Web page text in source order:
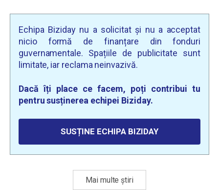
Echipa Biziday nu a solicitat și nu a acceptat
nicio formă de finanțare din fonduri
guvernamentale. Spațiile de publicitate sunt
limitate, iar reclama neinvazivă.
Dacă îți place ce facem, poți contribui tu
pentru susținerea echipei Biziday.
SUSȚINE ECHIPA BIZIDAY
Mai multe știri